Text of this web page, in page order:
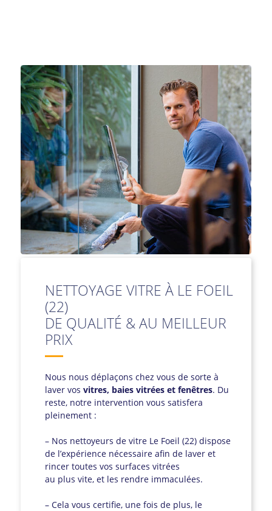
NETTOYAGE VITRE À LE FOEIL
(22)
DE QUALITÉ & AU MEILLEUR
PRIX
Nous nous déplaçons chez vous de sorte à
laver vos vitres, baies vitrées et fenêtres. Du
reste, notre intervention vous satisfera
pleinement :
– Nos nettoyeurs de vitre Le Foeil (22) dispose
de l’expérience nécessaire afin de laver et
rincer toutes vos surfaces vitrées
au plus vite, et les rendre immaculées.
– Cela vous certifie, une fois de plus, le